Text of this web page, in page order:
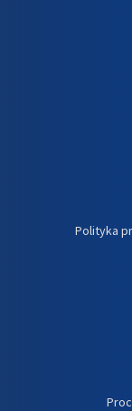
Polityka